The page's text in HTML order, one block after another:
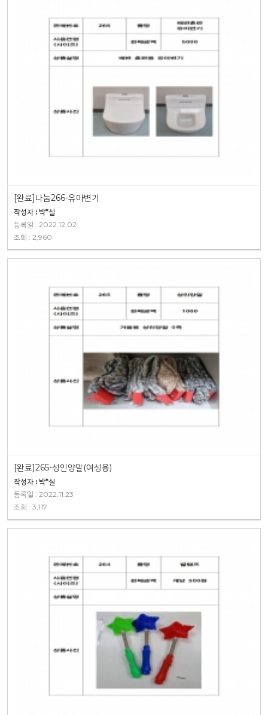
[완료]나눔266-유아변기
작성자 : 박*실
등록일 : 2022.12.02
조회 : 2,960
[완료]265-성인양말(여성용)
작성자 : 박*실
등록일 : 2022.11.23
조회 : 3,117